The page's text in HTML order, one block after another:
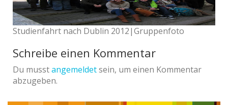
Studienfahrt nach Dublin 2012|Gruppenfoto
Schreibe einen Kommentar
Du musstangemeldetsein, um einen Kommentar
abzugeben.